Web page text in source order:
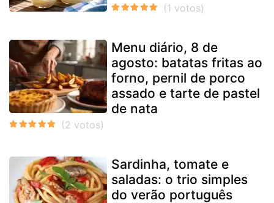
Menu diário, 8 de
agosto: batatas fritas ao
forno, pernil de porco
assado e tarte de pastel
de nata
Sardinha, tomate e
saladas: o trio simples
do verão português